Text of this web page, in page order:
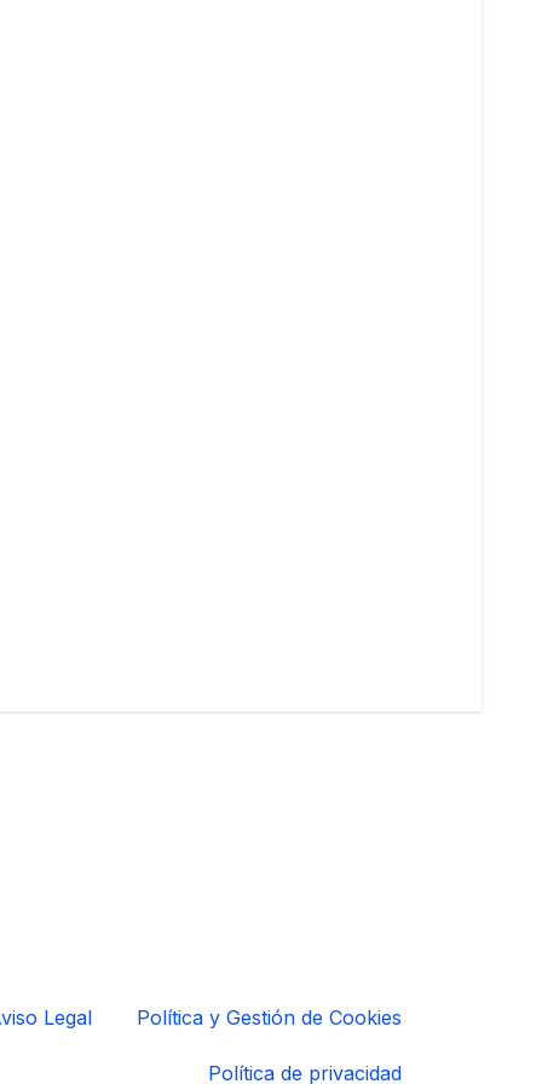
Legal Política y Gestión de Cookies
Política de privacidad